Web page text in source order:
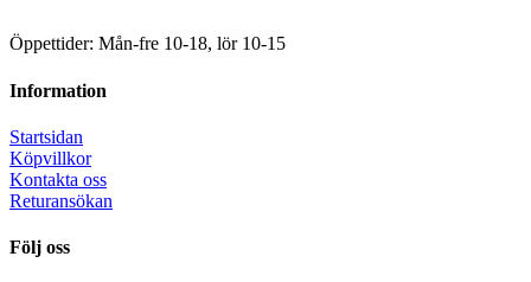
Öppettider: Mån-fre 10-18, lör 10-15
Information
Startsidan
Köpvillkor
Kontakta oss
Returansökan
Följ oss